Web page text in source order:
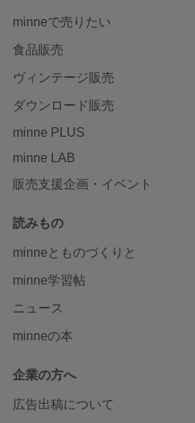
minneで売りたい
食品販売
ヴィンテージ販売
ダウンロード販売
minne PLUS
minne LAB
販売支援企画・イベント
読みもの
minneとものづくりと
minne学習帖
ニュース
minneの本
企業の方へ
広告出稿について